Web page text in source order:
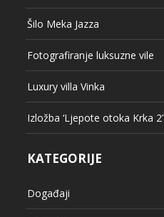
Šilo Meka Jazza
Fotografiranje luksuzne vile
Luxury villa Vinka
Izložba ‘Ljepote otoka Krka 2’
KATEGORIJE
Događaji